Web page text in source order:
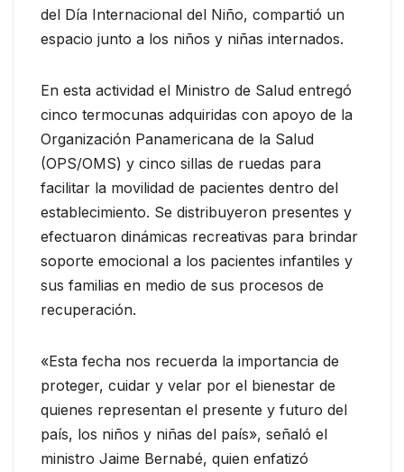
del Día Internacional del Niño, compartió un
espacio junto a los niños y niñas internados.
En esta actividad el Ministro de Salud entregó
cinco termocunas adquiridas con apoyo de la
Organización Panamericana de la Salud
(OPS/OMS) y cinco sillas de ruedas para
facilitar la movilidad de pacientes dentro del
establecimiento. Se distribuyeron presentes y
efectuaron dinámicas recreativas para brindar
soporte emocional a los pacientes infantiles y
sus familias en medio de sus procesos de
recuperación.
«Esta fecha nos recuerda la importancia de
proteger, cuidar y velar por el bienestar de
quienes representan el presente y futuro del
país, los niños y niñas del país», señaló el
ministro Jaime Bernabé, quien enfatizó